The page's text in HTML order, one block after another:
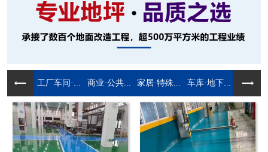
工厂车间·... 商业·公共... 家居·特殊... 车库·地下...